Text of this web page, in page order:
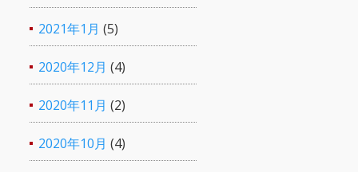
2021年1月 (5)
2020年12月 (4)
2020年11月 (2)
2020年10月 (4)